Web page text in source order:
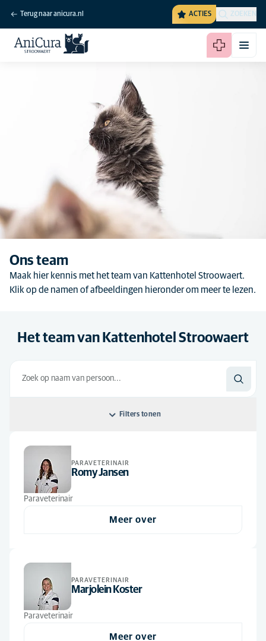
Terug naar anicura.nl ACTIES ZOEKEN
Ons team
Maak hier kennis met het team van Kattenhotel Stroowaert.
Klik op de namen of afbeeldingen hieronder om meer te lezen.
Het team van Kattenhotel Stroowaert
Filters tonen
Sorteer op: Standaard
Standaard
Alfabetisch
Alle functies
Paraveterinair
PARAVETERINAIR
Romy Jansen
Paraveterinair
Meer over
PARAVETERINAIR
Marjolein Koster
Paraveterinair
Meer over